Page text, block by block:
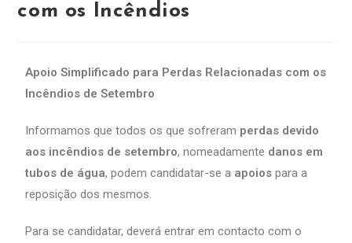
com os Incêndios
Apoio Simplificado para Perdas Relacionadas com os
Incêndios de Setembro
Informamos que todos os que sofreram perdas devido
aos incêndios de setembro, nomeadamente danos em
tubos de água, podem candidatar-se a apoios para a
reposição dos mesmos.
Para se candidatar, deverá entrar em contacto com o